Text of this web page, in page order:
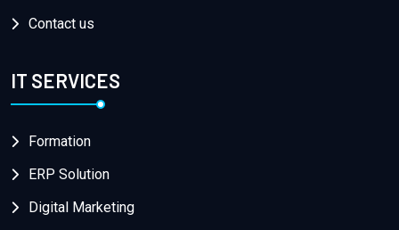
Contact us
IT SERVICES
Formation
ERP Solution
Digital Marketing